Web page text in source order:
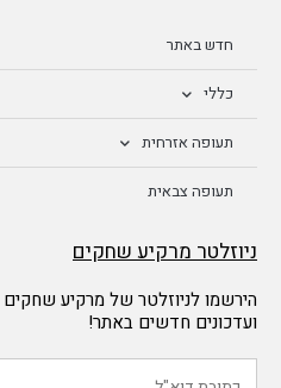
חדש באתר
כללי
תעופה אזרחית
תעופה צבאית
ניוזלטר מרקיע שחקים
הירשמו לניוזלטר של מרקיע
ועדכונים חדשים באתר!